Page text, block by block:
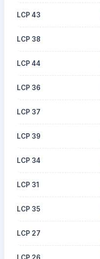
LCP 43
LCP 38
LCP 44
LCP 36
LCP 37
LCP 39
LCP 34
LCP 31
LCP 35
LCP 27
LCP 26